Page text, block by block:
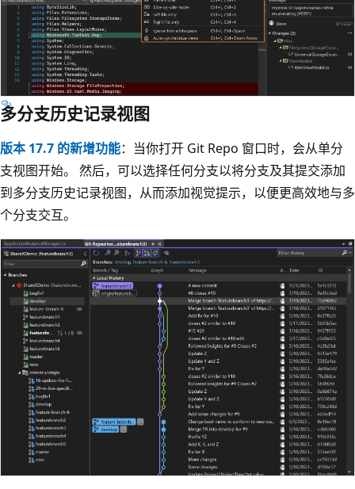
多分支历史记录视图
版本 17.7 的新增功能：当你打开 Git Repo 窗口时，会从单分
支视图开始。 然后，可以选择任何分支以将分支及其提交添加
到多分支历史记录视图，从而添加视觉提示，以便更高效地与多
个分支交互。